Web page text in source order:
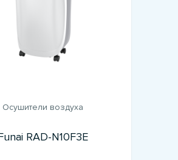
Осушители воздуха
RAD-N10F3E